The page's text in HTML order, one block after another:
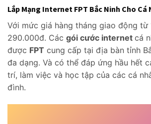
Lắp Mạng Internet FPT Bắc Ninh Cho Cá
Với mức giá hàng tháng giao động từ
290.000đ. Các gói cước internet cá
được FPT cung cấp tại địa bàn tỉnh
đa dạng. Và có thể đáp ứng hầu hết
trí, làm việc và học tập của các cá
đình.